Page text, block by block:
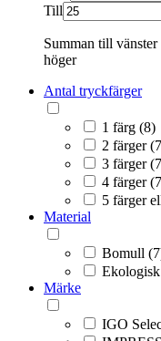
Till
Summan till
höger
Antal tryckfärger
1 färg (8)
2 färger
3 färger
4 färger
5 färger
Material
Bomull
Märke
IGO